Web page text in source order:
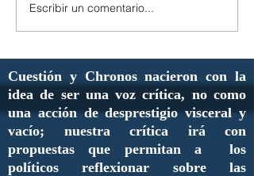
Escribir un comentario...
Cuestión y Chronos nacieron con la
idea de ser una voz crítica, no como
una acción de desprestigio visceral y
vacío; nuestra crítica irá con
propuestas que permitan a los
políticos reflexionar sobre las